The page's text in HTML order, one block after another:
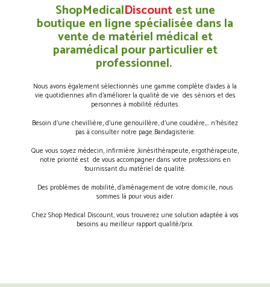
ShopMedicalDiscountest une
boutique en ligne spécialisée dans la
vente de matériel médical et
paramédical pour particulier et
professionnel.
Nous avons également sélectionnés une gamme complète d’aides à la
vie quotidiennes afin d’améliorer la qualité de vie des séniors et des
personnes à mobilité réduites.
Besoin d’une chevillière, d’une genouillère, d’une coudière,… n’hésitez
pas à consulter notre page Bandagisterie.
Que vous soyez médecin, infirmière ,kinésithérapeute, ergothérapeute,
notre priorité est de vous accompagner dans votre professions en
fournissant du matériel de qualité.
Des problèmes de mobilité, d’aménagement de votre domicile, nous
sommes là pour vous aider.
Chez Shop Medical Discount, vous trouverez une solution adaptée à vos
besoins au meilleur rapport qualité/prix.